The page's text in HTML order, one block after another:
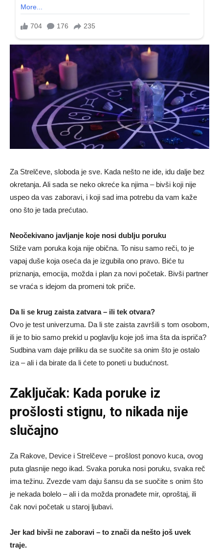
Za Strelčeve, sloboda je sve. Kada nešto ne ide, idu dalje bez
okretanja. Ali sada se neko okreće ka njima – bivši koji nije
uspeo da vas zaboravi, i koji sad ima potrebu da vam kaže
ono što je tada prećutao.
Neočekivano javljanje koje nosi dublju poruku
Stiže vam poruka koja nije obična. To nisu samo reči, to je
vapaj duše koja oseća da je izgubila ono pravo. Biće tu
priznanja, emocija, možda i plan za novi početak. Bivši partner
se vraća s idejom da promeni tok priče.
Da li se krug zaista zatvara – ili tek otvara?
Ovo je test univerzuma. Da li ste zaista završili s tom osobom,
ili je to bio samo prekid u poglavlju koje još ima šta da ispriča?
Sudbina vam daje priliku da se suočite sa onim što je ostalo
iza – ali i da birate da li ćete to poneti u budućnost.
Zaključak: Kada poruke iz
prošlosti stignu, to nikada nije
slučajno
Za Rakove, Device i Strelčeve – prošlost ponovo kuca, ovog
puta glasnije nego ikad. Svaka poruka nosi poruku, svaka reč
ima težinu. Zvezde vam daju šansu da se suočite s onim što
je nekada bolelo – ali i da možda pronađete mir, oproštaj, ili
čak novi početak u staroj ljubavi.
Jer kad bivši ne zaboravi – to znači da nešto još uvek
traje.